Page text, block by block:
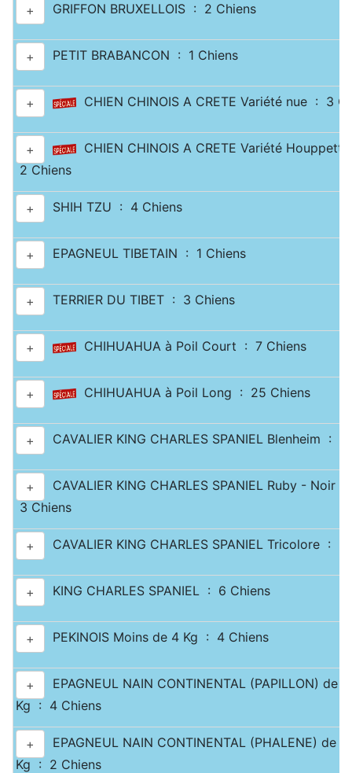
+ GRIFFON BRUXELLOIS : 2 Chiens
+ PETIT BRABANCON : 1 Chiens
+ CHIEN CHINOIS A CRETE Variété nue : 3
+
CHIEN CHINOIS A CRETE Variété
2 Chiens
+ SHIH TZU : 4 Chiens
+ EPAGNEUL TIBETAIN : 1 Chiens
+ TERRIER DU TIBET : 3 Chiens
+ CHIHUAHUA à Poil Court : 7 Chiens
+ CHIHUAHUA à Poil Long : 25 Chiens
+ CAVALIER KING CHARLES SPANIEL Blenheim :
+
CAVALIER KING CHARLES SPANIEL Ruby - Noir
3 Chiens
+ CAVALIER KING CHARLES SPANIEL Tricolore : 3
+ KING CHARLES SPANIEL : 6 Chiens
+ PEKINOIS Moins de 4 Kg : 4 Chiens
+
EPAGNEUL NAIN CONTINENTAL (PAPILLON) de
Kg : 4 Chiens
+
EPAGNEUL NAIN CONTINENTAL (PHALENE) de
Kg : 2 Chiens